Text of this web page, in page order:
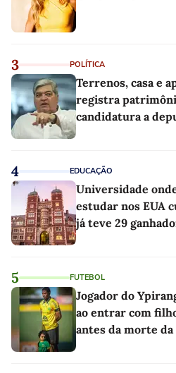
3 POLÍTICA
Terrenos, casa e
registra
candidatura a
4 EDUCAÇÃO
Universidade
estudar nos EUA
já teve 29
5 FUTEBOL
Jogador do
ao entrar com
antes da morte da